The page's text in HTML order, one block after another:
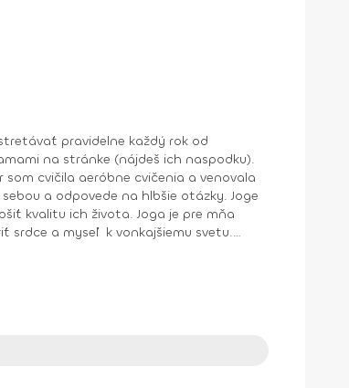
Joga je pre mňa
srdce a myseľ k vonkajšiemu svetu.